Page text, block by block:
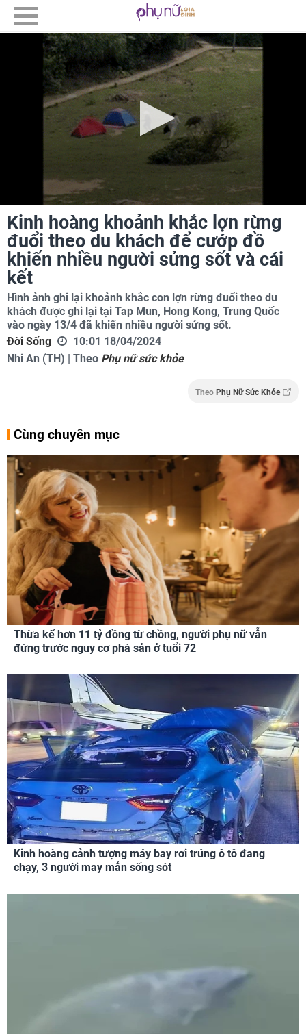
Kinh hoàng khoảnh khắc lợn rừng
đuổi theo du khách để cướp đồ
khiến nhiều người sửng sốt và cái
kết
Hình ảnh ghi lại khoảnh khắc con lợn rừng đuổi theo du
khách được ghi lại tại Tap Mun, Hong Kong, Trung Quốc
vào ngày 13/4 đã khiến nhiều người sửng sốt.
Đời Sống
10:01 18/04/2024
Nhi An (TH) | Theo Phụ nữ sức khỏe
Theo Phụ Nữ Sức Khỏe
Cùng chuyên mục
Thừa kế hơn 11 tỷ đồng từ chồng, người phụ nữ vẫn
đứng trước nguy cơ phá sản ở tuổi 72
Kinh hoàng cảnh tượng máy bay rơi trúng ô tô đang
chạy, 3 người may mắn sống sót